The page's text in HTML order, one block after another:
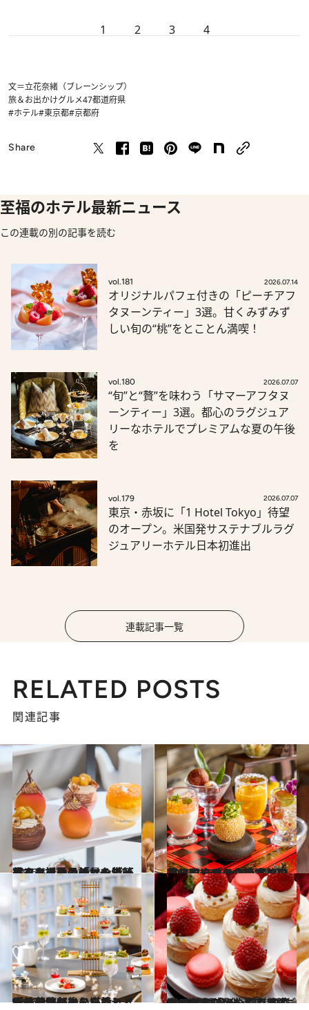
1 2 3 4
文＝立花奈緒（ブレーンシップ）
旅＆お出かけグルメ47都道府県
#ホテル#東京都#京都府
Share
至福のホテル最新ニュース
この連載の別の記事を読む
vol.181 2026.07.14
オリジナルパフェ付きの「ピーチアフ
タヌーンティー」3選。甘くみずみず
しい旬の“桃”をとことん満喫！
vol.180 2026.07.07
“旬”と“贅”を味わう「サマーアフタヌ
ーンティー」3選。都心のラグジュア
リーなホテルでプレミアムな夏の午後
を
vol.179 2026.07.07
東京・赤坂に「1 Hotel Tokyo」待望
のオープン。米国発サステナブルラグ
ジュアリーホテル日本初進出
連載記事一覧
RELATED POSTS
関連記事
2026.5.12
甘くとろける「マンゴーアフタヌーンティー」3選。ホテルの絶景＆特等席で、初夏の訪れを告げるマンゴー尽くしのティータイムを！
旅＆お出かけ 2026.4.28
【三国志テーマのアフタヌーンティーも登場！】進化するホテルの本格中華＆和の「お食事系アフタヌーンティー」3選
旅＆お出かけ
2026.4.14
「抹茶アフタヌーンティー」の馥郁とした香りと上品な味わいを堪能し、ほっこり午後のひとときを
旅＆お出かけ 2026.3.31
GW期間も開催！【いちごフェア2026 part4】多彩なスタイルでいちごを満喫できる「いちご＆スイーツブッフェ」東京都内ホテル3選
旅＆お出かけ